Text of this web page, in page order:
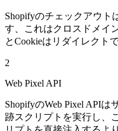
Shopifyのチェックアウト
す、これはクロスドメイ
とCookieはリダイレクト
2
Web Pixel API
ShopifyのWeb Pixel APIは
跡スクリプトを実行し、